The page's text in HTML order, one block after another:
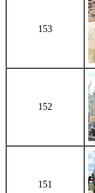
153
152
151